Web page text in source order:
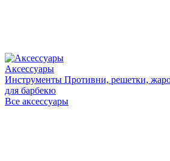
Аксессуары
Инструменты Противни, решетки,
для барбекю
Все аксессуары